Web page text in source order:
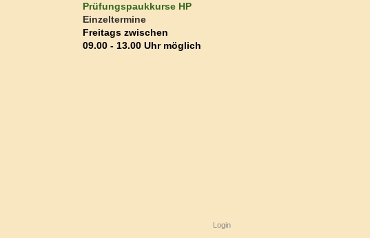
Prüfungspaukkurse HP
Einzeltermine
Freitags zwischen
09.00 - 13.00 Uhrmöglich
Login